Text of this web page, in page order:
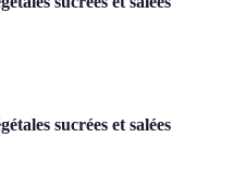
sucrées et salées